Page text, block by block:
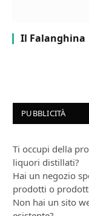
Il Falanghina
PUBBLICITÀ
Ti occupi della
liquori distillati?
Hai un negozio
prodotti o
Non hai un sito